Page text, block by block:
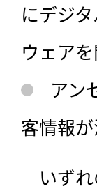
にデジ
ウェア
アン
客情報
いずれ